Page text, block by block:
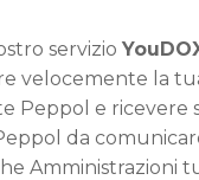
servizio
velocemente la
Peppol e ricevere
da
Amministrazioni